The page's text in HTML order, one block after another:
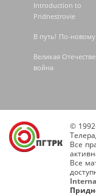
Introduction to
Pridnestrovie
В путь! По-новому
Великая
война
©
Все
Все